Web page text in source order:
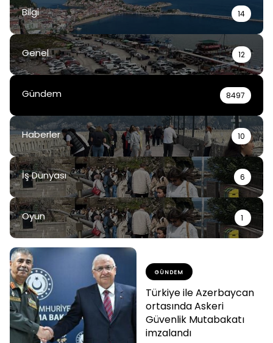
Bilgi 14
Genel 12
Gündem 8497
Haberler 10
İş Dünyası 6
Oyun 1
GÜNDEM
Türkiye ile Azerbaycan
ortasında Askeri
Güvenlik Mutabakatı
imzalandı